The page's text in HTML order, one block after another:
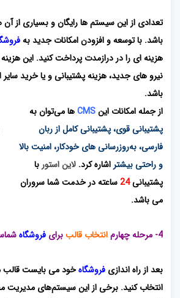
تعدادی از این سیستم ها رایگان و بسیاری از
باشد. با توسعه و افزودن امکانات جدید به
هزینه ای را در درازمدت پرداخت کنید. این
نیرو های جدید، هزینه پشتیبانی و یا خرید
باشد.
از جمله امکانات اینCMSها می‌توان به
پشتیبانی قوی، پشتیبانی کامل از ربان
فارسی، به‌روزرسانی های خودکار، امنیت بالا
و راحتی بیشتر اشاره کرد. لاین استور با
پشتیبانی24ساعته در خدمت شما سروران
می باشد.
4- مرحله چهارم انتخاب قالببرای فروشگاه
بعد از راه اندازی فروشگاهخود می بایست قالب
انتخاب کنید. برخی از این سیستم‌های مدیریت